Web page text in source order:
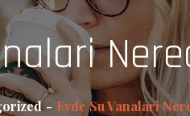
Evde Su Vanalari